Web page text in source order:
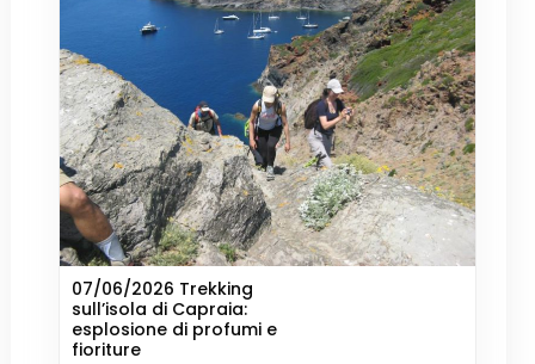
07/06/2026 Trekking
sull’isola di Capraia:
esplosione di profumi e
fioriture